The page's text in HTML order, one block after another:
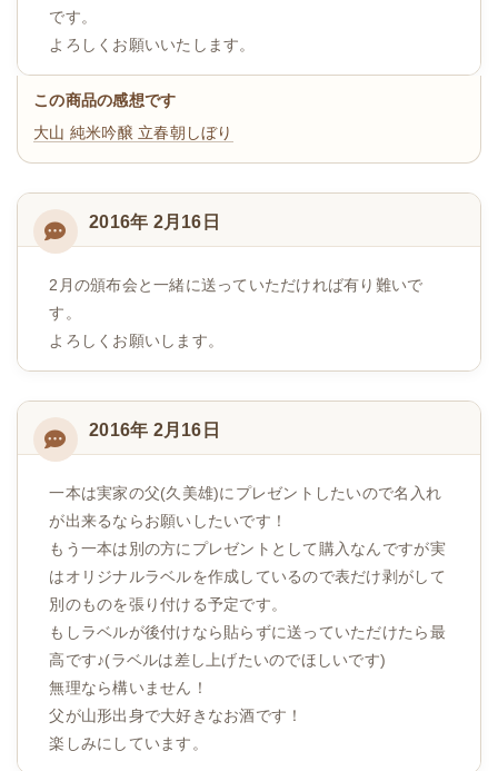
です。
よろしくお願いいたします。
この商品の感想です
大山 純米吟醸 立春朝しぼり
2016年 2月16日
2月の頒布会と一緒に送っていただければ有り難いで
す。
よろしくお願いします。
2016年 2月16日
一本は実家の父(久美雄)にプレゼントしたいので名入れ
が出来るならお願いしたいです！
もう一本は別の方にプレゼントとして購入なんですが実
はオリジナルラベルを作成しているので表だけ剥がして
別のものを張り付ける予定です。
もしラベルが後付けなら貼らずに送っていただけたら最
高です♪(ラベルは差し上げたいのでほしいです)
無理なら構いません！
父が山形出身で大好きなお酒です！
楽しみにしています。